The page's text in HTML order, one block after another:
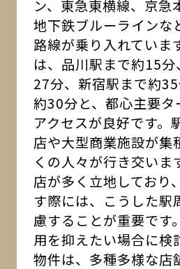
ン、東急東横線、京急
地下鉄ブルーラインな
路線が乗り入れていま
は、品川駅まで約15
27分、新宿駅まで約
約30分と、都心主要タ
アクセスが良好です。
店や大型商業施設が集
くの人々が行き交いま
店が多く立地しており
す際には、こうした駅
慮することが重要です
用を抑えたい場合に検
物件は、多種多様な店